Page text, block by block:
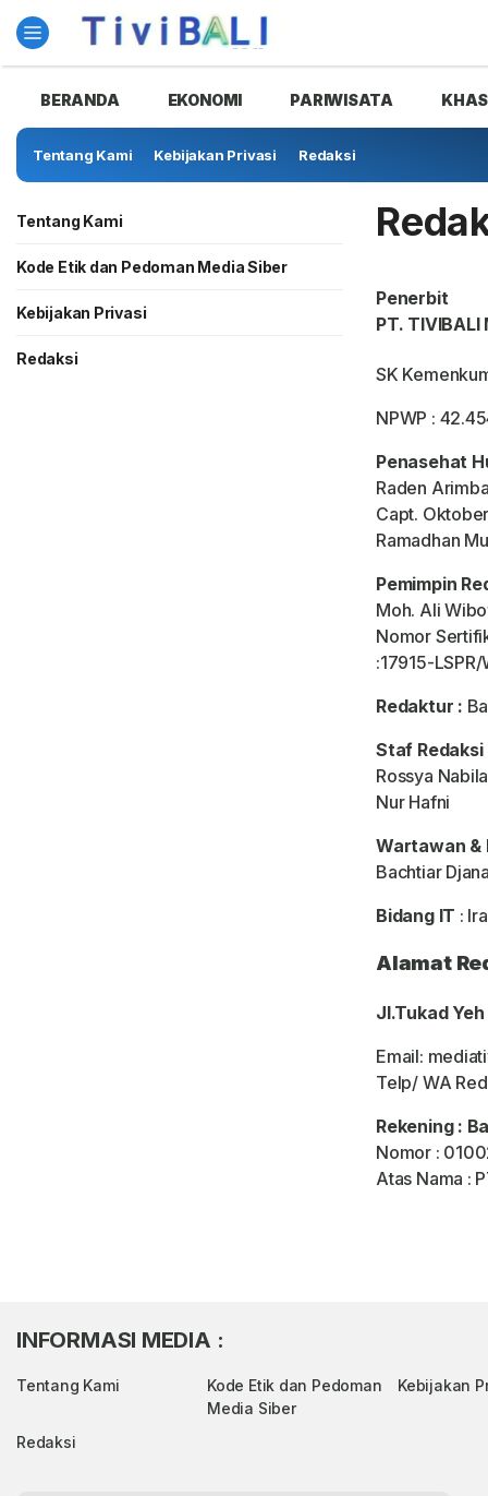
BERANDA
EKONOMI PARIWISATA
Tentang Kami Kebijakan Privasi Redaksi
Tentang Kami
Kode Etik dan Pedoman Media Siber
Kebijakan Privasi
Redaksi
Penerbit
PT. TIVIBALI
SK
NPWP :
Penasehat
Raden
Capt.
Ramadhan
Pemimpin
Moh. Ali
Nomor
:17915-
Redaktur :
Staf Redaksi
Rossya Nabila
Nur Hafni
Wartawan &
Bachtiar
Bidang IT :
Alamat
Jl.Tukad
Email:
Telp/ WA
Rekening :
Nomor :
Atas Nama :
INFORMASI MEDIA :
Tentang Kami
Kode Etik dan Pedoman
Media Siber
Kebijakan
Redaksi